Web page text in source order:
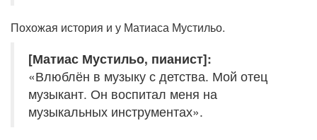
Похожая история и у Матиаса Мустильо.
[Матиас Мустильо, пианист]:
«Влюблён в музыку с детства. Мой отец
музыкант. Он воспитал меня на
музыкальных инструментах».